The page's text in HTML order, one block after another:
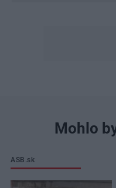
Mohlo
ASB.sk